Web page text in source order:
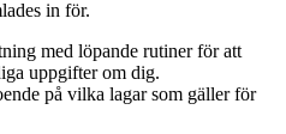
in för.
med löpande rutiner för att
uppgifter om dig.
på vilka lagar som gäller för